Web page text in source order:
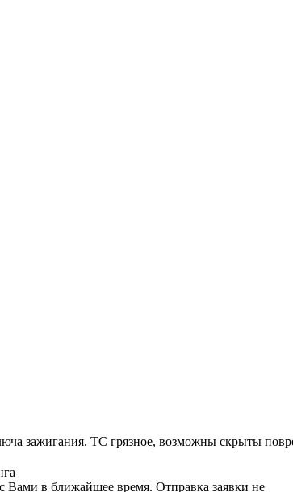
зажигания. ТС грязное, возможны скрыты
в ближайшее время. Отправка заявки не